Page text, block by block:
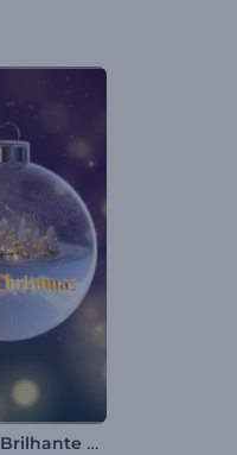
Tipografia Brilhante de Natal